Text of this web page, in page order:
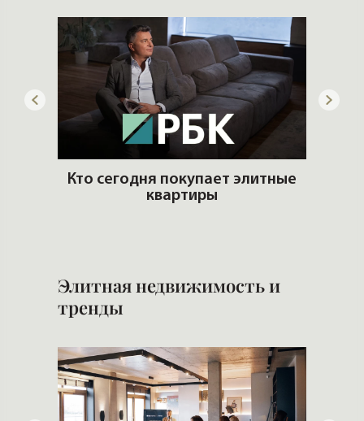
Кто сегодня покупает элитные
квартиры
Элитная недвижимость и
тренды